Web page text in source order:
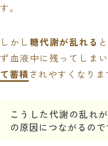
す。
しかし糖代謝が乱れる
ず血液中に残ってしま
て蓄積されやすくなりま
こうした代謝の乱れ
の原因につながるので